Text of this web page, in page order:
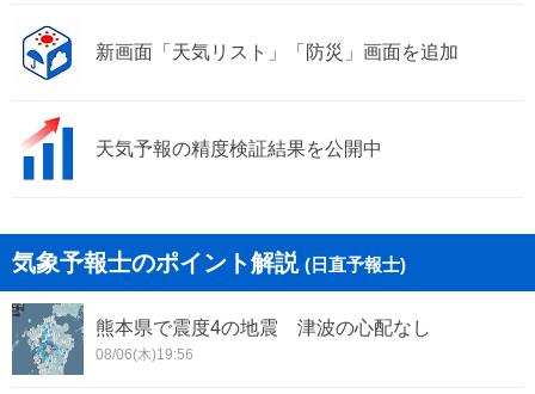
新画面「天気リスト」「防災」画面を追加
天気予報の精度検証結果を公開中
気象予報士のポイント解説 (日直予報士)
熊本県で震度4の地震 津波の心配なし
08/06(木)19:56